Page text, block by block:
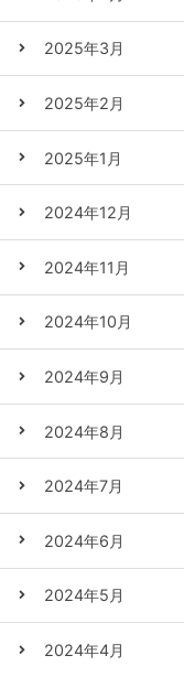
2025年3月
2025年2月
2025年1月
2024年12月
2024年11月
2024年10月
2024年9月
2024年8月
2024年7月
2024年6月
2024年5月
2024年4月